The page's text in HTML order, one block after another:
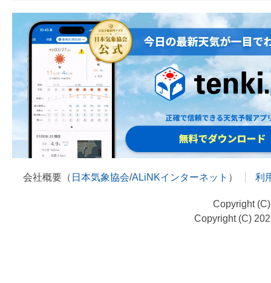
会社概要（ 日本気象協会/ALiNKインターネット ） 利
Copyright
Copyright (C)